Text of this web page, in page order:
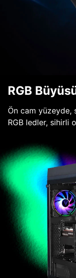
RGB
Ön cam yüzeyde,
RGB ledler, sihirli